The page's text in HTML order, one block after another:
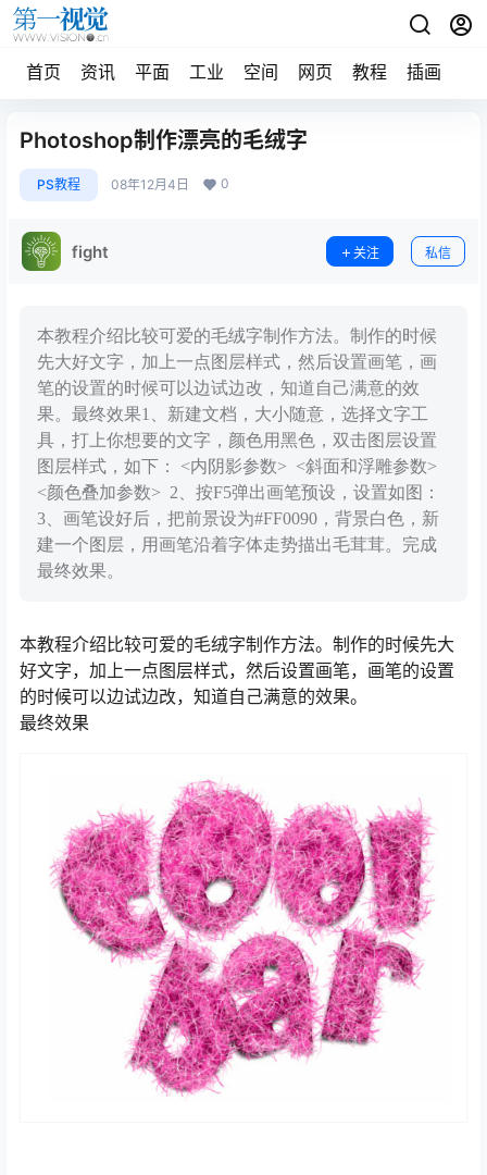
首页 资讯 平面 工业 空间 网页 教程 插画
Photoshop制作漂亮的毛绒字
PS教程 08年12月4日 0
fight 关注 私信
本教程介绍比较可爱的毛绒字制作方法。制作的时候
先大好文字，加上一点图层样式，然后设置画笔，画
笔的设置的时候可以边试边改，知道自己满意的效
果。最终效果1、新建文档，大小随意，选择文字工
具，打上你想要的文字，颜色用黑色，双击图层设置
图层样式，如下： <内阴影参数> <斜面和浮雕参数>
<颜色叠加参数> 2、按F5弹出画笔预设，设置如图：
3、画笔设好后，把前景设为#FF0090，背景白色，新
建一个图层，用画笔沿着字体走势描出毛茸茸。完成
最终效果。
本教程介绍比较可爱的毛绒字制作方法。制作的时候先大
好文字，加上一点图层样式，然后设置画笔，画笔的设置
的时候可以边试边改，知道自己满意的效果。
最终效果